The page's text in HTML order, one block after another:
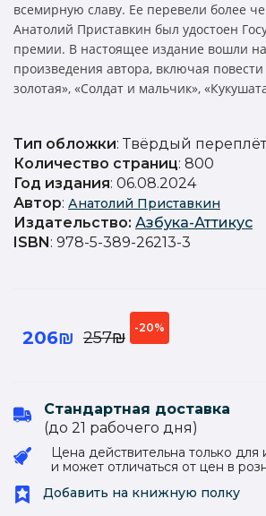
всемирную славу. Ее перевели более
Анатолий Приставкин был удостоен
премии. В настоящее издание вошли
произведения автора, включая
золотая», «Солдат и мальчик»,
Тип обложки: Твёрдый переплёт
Количество страниц: 800
Год издания: 06.08.2024
Автор: Анатолий Приставкин
Издательство: Азбука-Аттикус
ISBN : 978-5-389-26213-3
206₪ 257₪
-20%
Стандартная доставка
(до 21 рабочего дня)
Цена действительна только для
и может отличаться от цен в
Добавить на книжную полку